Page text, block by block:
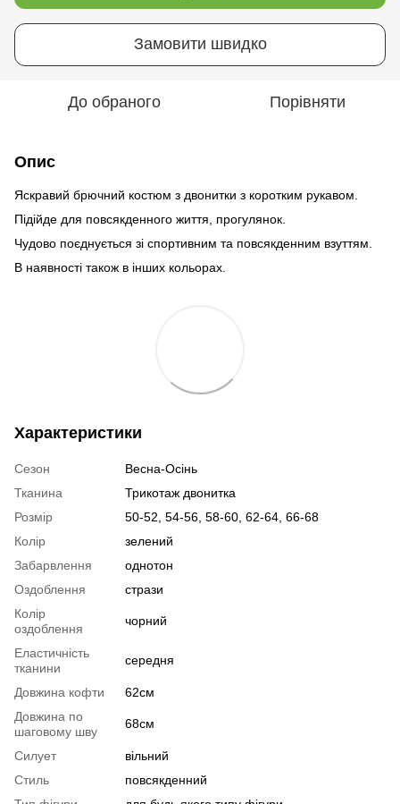
Замовити швидко
До обраного Порівняти
Опис
Яскравий брючний костюм з двонитки з коротким рукавом.
Підійде для повсякденного життя, прогулянок.
Чудово поєднується зі спортивним та повсякденним взуттям.
В наявності також в інших кольорах.
Характеристики
Сезон
Весна-Осінь
Тканина
Трикотаж двонитка
Розмір
50-52, 54-56, 58-60, 62-64, 66-68
Колір
зелений
Забарвлення
однотон
Оздоблення
стрази
Колір
оздоблення
чорний
Еластичність
тканини
середня
Довжина кофти
62см
Довжина по
шаговому шву
68см
Силует
вільний
Стиль
повсякденний